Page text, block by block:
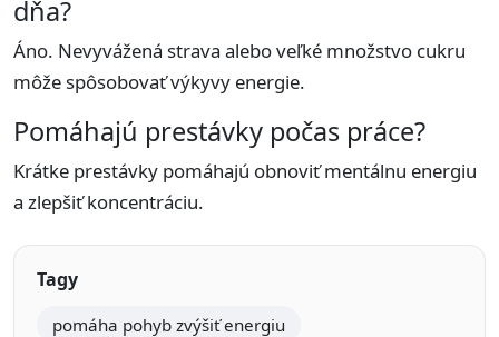
dňa?
Áno. Nevyvážená strava alebo veľké množstvo cukru
môže spôsobovať výkyvy energie.
Pomáhajú prestávky počas práce?
Krátke prestávky pomáhajú obnoviť mentálnu energiu
a zlepšiť koncentráciu.
Tagy
pomáha pohyb zvýšiť energiu